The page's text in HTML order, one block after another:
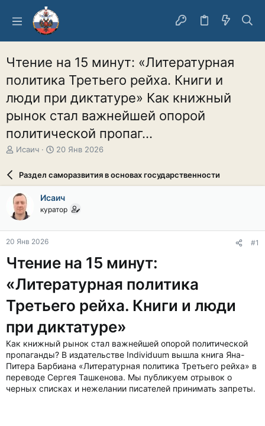
Чтение на 15 минут: «Литературная
политика Третьего рейха. Книги и
люди при диктатуре» Как книжный
рынок стал важнейшей опорой
политической пропаг...
А
о
р
т
е
м
ы
Исаич
Д
а
а
ч
л
20 Янв 2026
Раздел саморазвития в основах государственности
Исаич
куратор
20 Янв 2026 #1
Чтение на 15 минут:
«Литературная политика
Третьего рейха. Книги и люди
при диктатуре»
Как книжный рынок стал важнейшей опорой политической
пропаганды? В издательстве Individuum вышла книга Яна-
Питера Барбиана «Литературная политика Третьего рейха» в
переводе Сергея Ташкенова. Мы публикуем отрывок о
черных списках и нежелании писателей принимать запреты.